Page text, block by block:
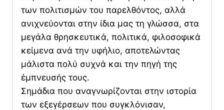
των πολιτισμών του παρελθόντος, αλλά
ανιχνεύονται στην ίδια μας τη γλώσσα, στα
μεγάλα θρησκευτικά, πολιτικά, φιλοσοφικά
κείμενα ανά την υφήλιο, αποτελώντας
μάλιστα πολύ συχνά και την πηγή της
έμπνευσής τους.
Σημάδια που αναγνωρίζονται στην ιστορία
των εξεγέρσεων που συγκλόνισαν,